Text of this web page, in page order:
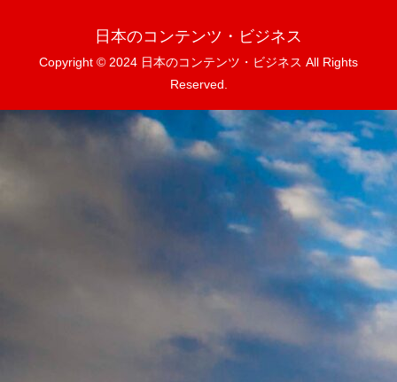
日本のコンテンツ・ビジネス
Copyright © 2024 日本のコンテンツ・ビジネス All Rights
Reserved.